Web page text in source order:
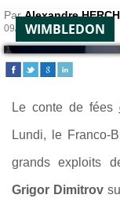
ParAlexandre
09/07/2026 à 19:02.
WIMBLEDON
Le conte de fées
Lundi, le Franco-
grands exploits
Grigor Dimitrov